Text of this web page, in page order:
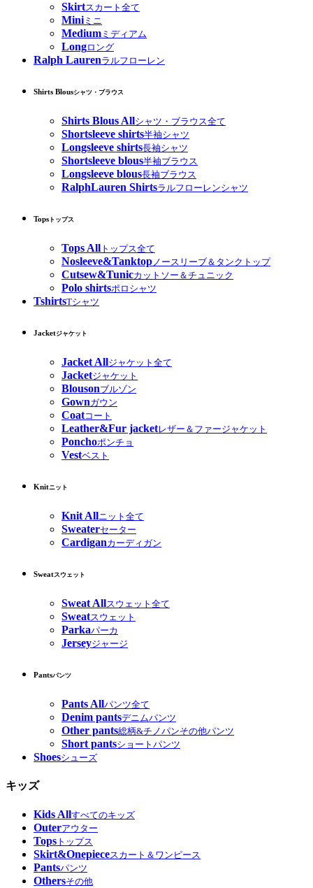
Skirtスカート全て
Miniミニ
Medium ミディアム
Longロング
Ralph Laurenラルフローレン
Shirts Blousシャツ・ブラウス
Shirts Blous Allシャツ・ブラウス全て
Shortsleeve shirts半袖シャツ
Longsleeve shirts長袖シャツ
Shortsleeve blous半袖ブラウス
Longsleeve blous長袖ブラウス
RalphLauren Shirtsラルフローレンシャツ
Tops トップス
Tops All トップス全て
Nosleeve&Tanktop ノースリーブ＆タンクトップ
Cutsew&Tunicカットソー＆チュニック
Polo shirtsポロシャツ
TshirtsTシャツ
Jacketジャケット
Jacket Allジャケット全て
Jacketジャケット
Blousonブルゾン
Gownガウン
Coatコート
Leather&Fur jacketレザー＆ファージャケット
Ponchoポンチョ
Vestベスト
Knitニット
Knit Allニット全て
Sweaterセーター
Cardiganカーディガン
Sweatスウェット
Sweat Allスウェット全て
Sweatスウェット
Parkaパーカ
Jerseyジャージ
Pantsパンツ
Pants Allパンツ全て
Denim pantsデニムパンツ
Other pants総柄&チノパンその他パンツ
Short pantsショートパンツ
Shoesシューズ
キッズ
Kids Allすべてのキッズ
Outerアウター
Tops トップス
Skirt&Onepieceスカート＆ワンピース
Pantsパンツ
Othersその他